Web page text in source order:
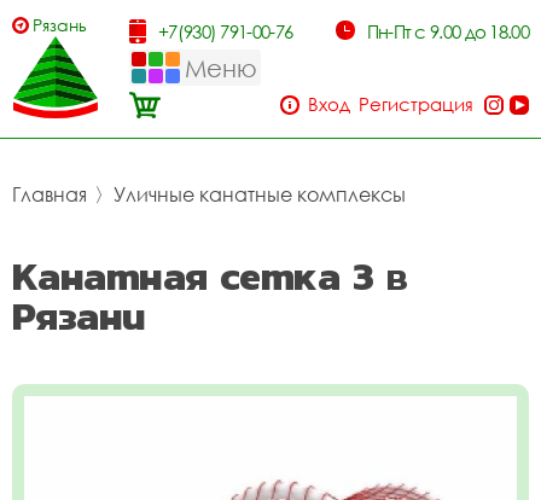
Рязань +7(930) 791-00-76 Пн-Пт с 9.00 до 18.00
Меню
Вход Регистрация
Главная 〉 Уличные канатные комплексы
Канатная сетка 3 в
Рязани